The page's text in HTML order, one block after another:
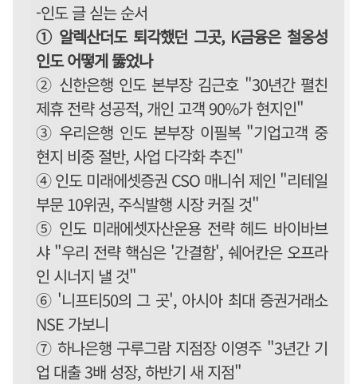
-인도 글 싣는 순서
① 알렉산더도 퇴각했던 그곳, K금융은 철옹성
인도 어떻게 뚫었나
② 신한은행 인도 본부장 김근호 "30년간 펼친
제휴 전략 성공적, 개인 고객 90%가 현지인"
③ 우리은행 인도 본부장 이필복 "기업고객 중
현지 비중 절반, 사업 다각화 추진"
④ 인도 미래에셋증권 CSO 매니쉬 제인 "리테일
부문 10위권, 주식발행 시장 커질 것"
⑤ 인도 미래에셋자산운용 전략 헤드 바이바브
샤 "우리 전략 핵심은 '간결함', 쉐어칸은 오프라
인 시너지 낼 것"
⑥ '니프티50의 그 곳', 아시아 최대 증권거래소
NSE 가보니
⑦ 하나은행 구루그람 지점장 이영주 "3년간 기
업 대출 3배 성장, 하반기 새 지점"